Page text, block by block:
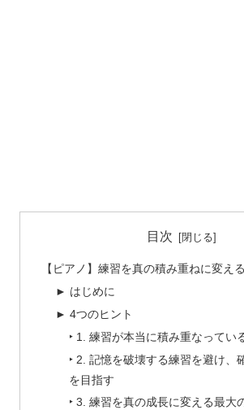
目次
【ピアノ】練習を真の積み重ねに変え
► はじめに
► 4つのヒント
‣ 1. 練習が本当に積み重なってい
‣ 2. 記憶を破壊する練習を避け、
を目指す
‣ 3. 練習を真の成長に変える最大